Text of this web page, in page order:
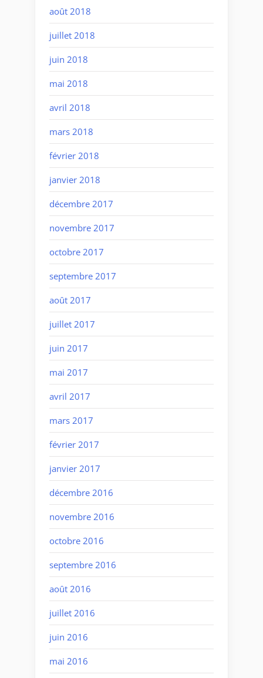
août 2018
juillet 2018
juin 2018
mai 2018
avril 2018
mars 2018
février 2018
janvier 2018
décembre 2017
novembre 2017
octobre 2017
septembre 2017
août 2017
juillet 2017
juin 2017
mai 2017
avril 2017
mars 2017
février 2017
janvier 2017
décembre 2016
novembre 2016
octobre 2016
septembre 2016
août 2016
juillet 2016
juin 2016
mai 2016